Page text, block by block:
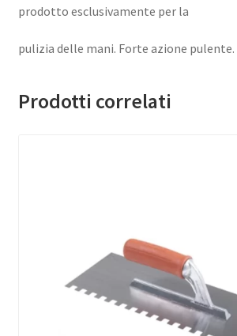
prodotto esclusivamente per la
pulizia delle mani. Forte azione pulente.
Prodotti correlati